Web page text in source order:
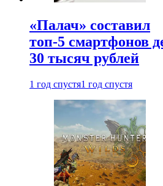
«Палач» составил
топ-5 смартфонов
30 тысяч рублей
1 год спустя1 год спустя